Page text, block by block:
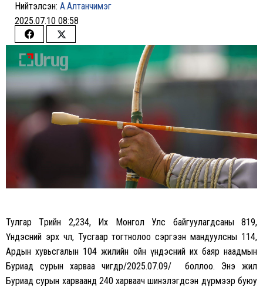
Нийтэлсэн: А.Алтанчимэг
2025.07.10 08:58
Share
on
Facebook
Share
on
Twitter
Тулгар Төрийн 2,234, Их Монгол Улс байгуулагдсаны 819,
Үндэсний эрх чөлөө, Тусгаар тогтнолоо сэргээн мандуулсны 114,
Ардын хувьсгалын 104 жилийн ойн үндэсний их баяр наадмын
Буриад сурын харваа өчигдөр/2025.07.09/ боллоо. Энэ жил
Буриад сурын харваанд 240 харваач шинэлэгдсэн дүрмээр буюу